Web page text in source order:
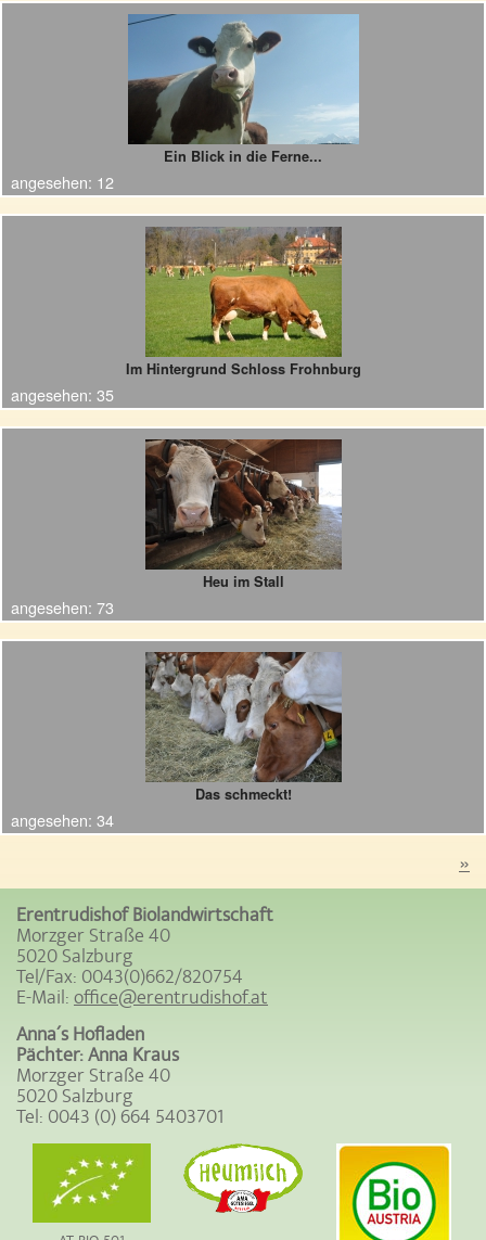
Ein Blick in die Ferne...
angesehen: 12
Im Hintergrund Schloss Frohnburg
angesehen: 35
Heu im Stall
angesehen: 73
Das schmeckt!
angesehen: 34
»
Erentrudishof Biolandwirtschaft
Morzger Straße 40
5020 Salzburg
Tel/Fax: 0043(0)662/820754
E-Mail:office@erentrudishof.at
Anna´s Hofladen
Pächter: Anna Kraus
Morzger Straße 40
5020 Salzburg
Tel: 0043 (0) 664 5403701